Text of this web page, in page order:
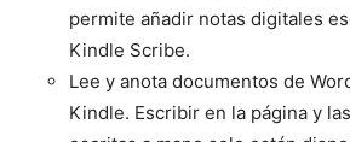
permite añadir notas digitales
Kindle Scribe.
Lee y anota documentos de
Kindle. Escribir en la página y